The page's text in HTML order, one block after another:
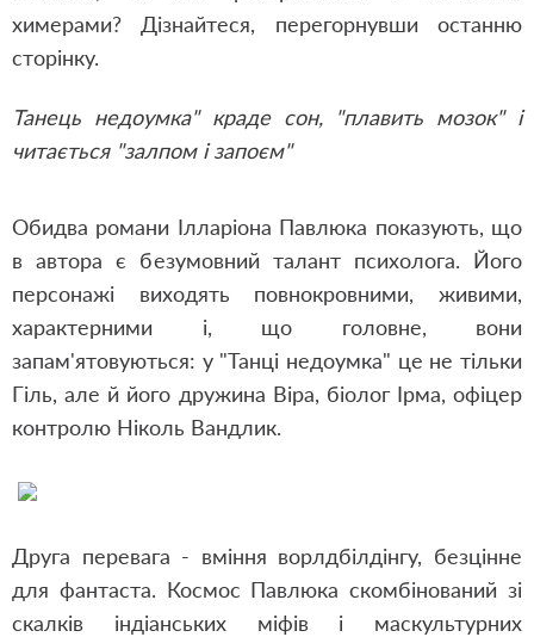
химерами? Дізнайтеся, перегорнувши останню
сторінку.
Танець недоумка" краде сон, "плавить мозок" і
читається "залпом і запоєм"
Обидва романи Ілларіона Павлюка показують, що
в автора є безумовний талант психолога. Його
персонажі виходять повнокровними, живими,
характерними і, що головне, вони
запам'ятовуються: у "Танці недоумка" це не тільки
Гіль, але й його дружина Віра, біолог Ірма, офіцер
контролю Ніколь Вандлик.
Друга перевага - вміння ворлдбілдінгу, безцінне
для фантаста. Космос Павлюка скомбінований зі
скалків індіанських міфів і маскультурних